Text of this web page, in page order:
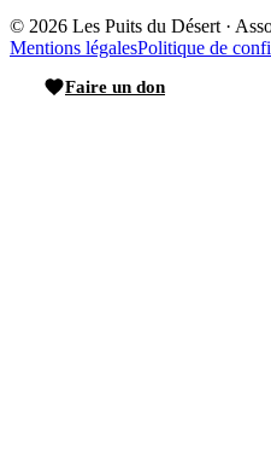
© 2026 Les Puits du Désert ·
Mentions légalesPolitique de
Faire un don